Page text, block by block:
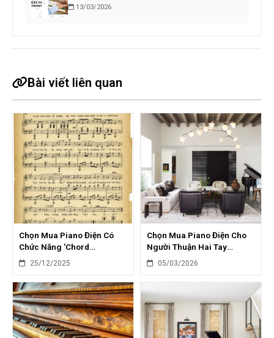
13/03/2026
Bài viết liên quan
Chọn Mua Piano Điện Có
Chức Năng 'Chord
Progression': Hỗ Trợ Sáng
25/12/2025
Chọn Mua Piano Điện Cho
Người Thuận Hai Tay
(Ambidextrous): Lưu Ý Đặc
05/03/2026